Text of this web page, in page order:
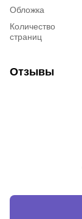
Обложка
Количество
страниц
Отзывы